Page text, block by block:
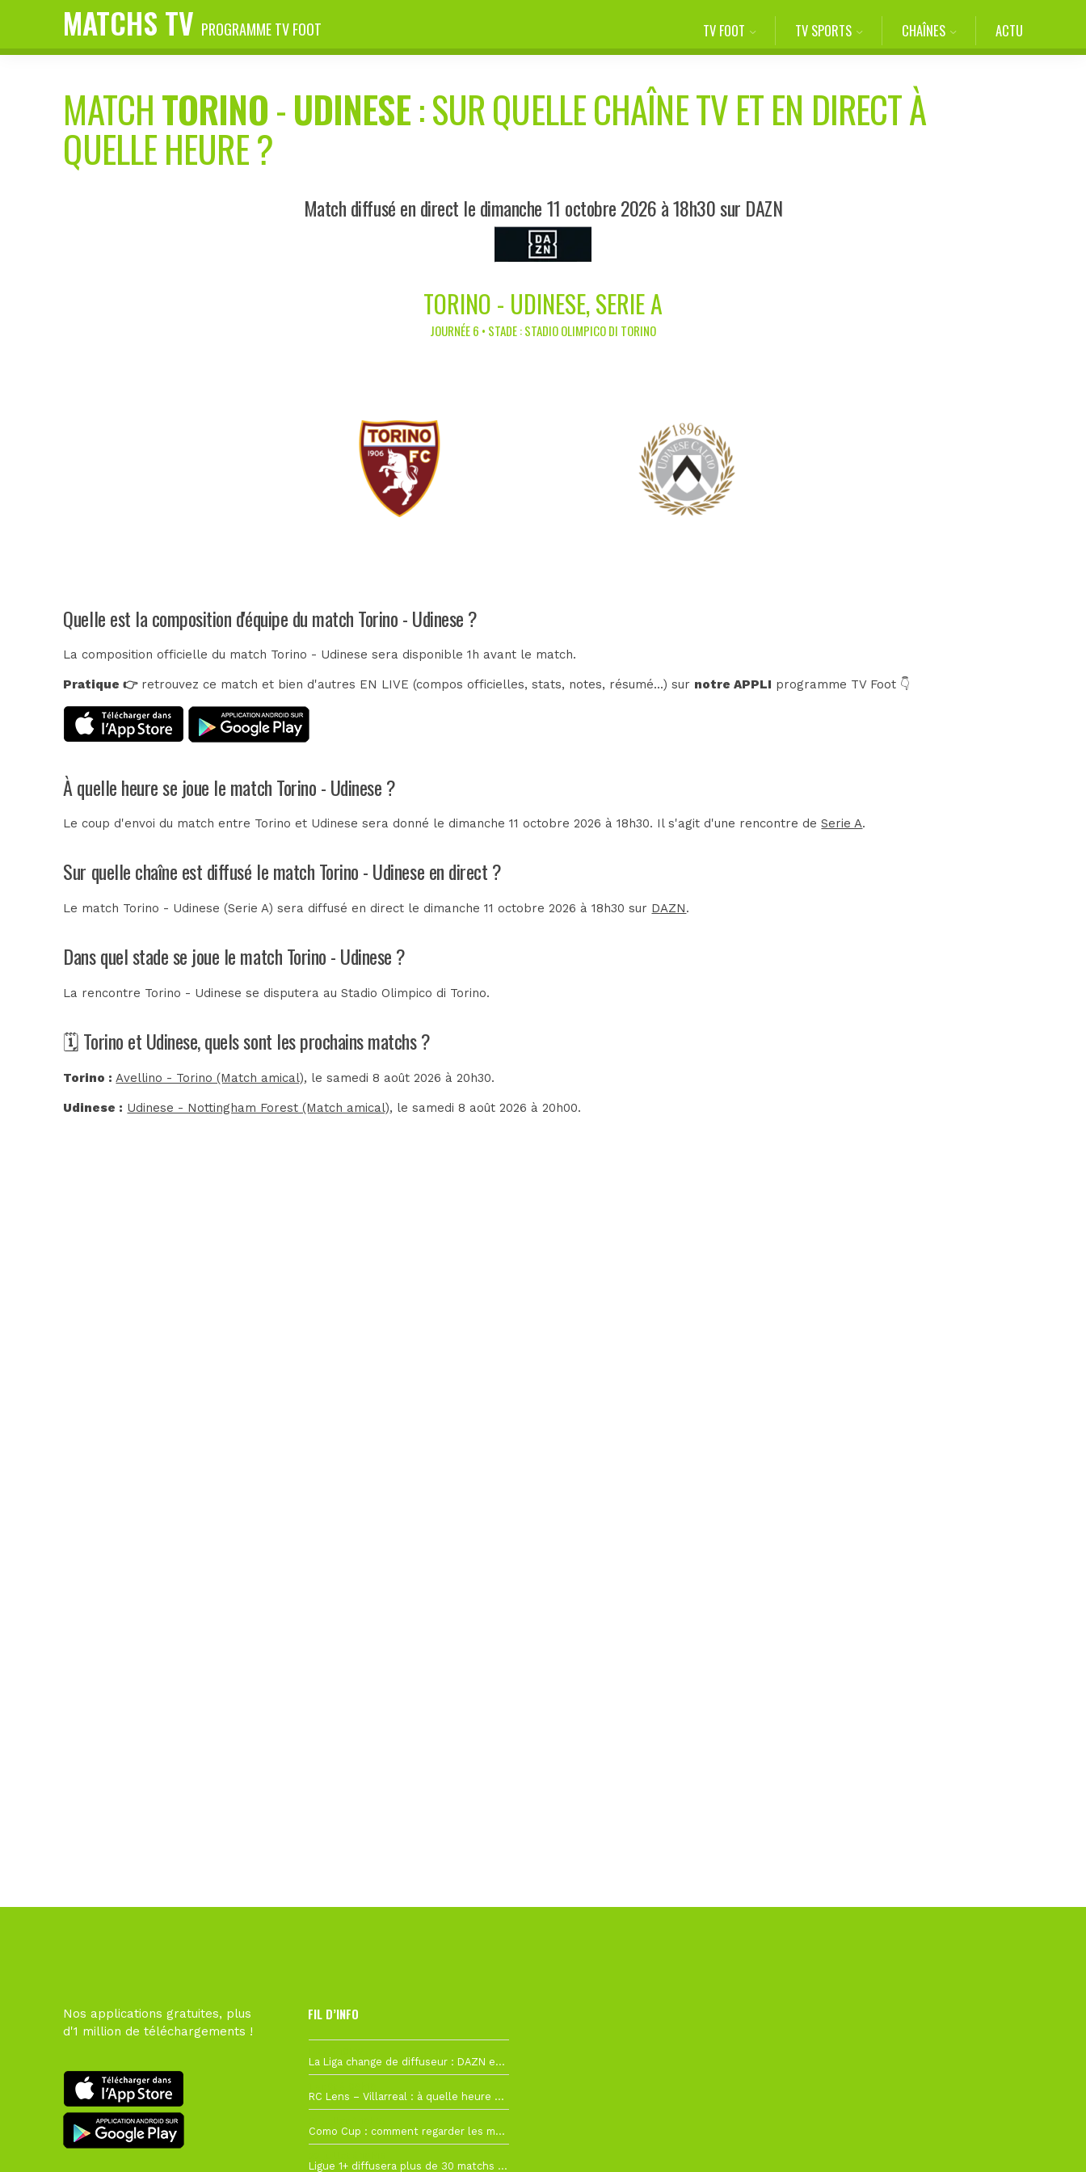
MATCHS TV PROGRAMME TV FOOT TV FOOT TV SPORTS CHAÎNES ACTU
MATCHTORINO-UDINESE: SUR QUELLE CHAÎNE TV ET EN DIRECT À
QUELLE HEURE ?
Match diffusé en direct le dimanche 11 octobre 2026 à 18h30 sur DAZN
TORINO - UDINESE, SERIE A
JOURNÉE 6 • STADE : STADIO OLIMPICO DI TORINO
Quelle est la composition d'équipe du match Torino - Udinese ?
La composition officielle du match Torino - Udinese sera disponible 1h avant le match.
Pratique 👉retrouvez ce match et bien d'autres EN LIVE (compos officielles, stats, notes, résumé...) sur notre APPLI programme TV Foot 👇
À quelle heure se joue le match Torino - Udinese ?
Le coup d'envoi du match entre Torino et Udinese sera donné le dimanche 11 octobre 2026 à 18h30. Il s'agit d'une rencontre deSerie A.
Sur quelle chaîne est diffusé le match Torino - Udinese en direct ?
Le match Torino - Udinese (Serie A) sera diffusé en direct le dimanche 11 octobre 2026 à 18h30 sur DAZN.
Dans quel stade se joue le match Torino - Udinese ?
La rencontre Torino - Udinese se disputera auStadio Olimpico di Torino.
🗓️ Torino et Udinese, quels sont les prochains matchs ?
Torino : Avellino - Torino (Match amical), le samedi 8 août 2026 à 20h30.
Udinese : Udinese - Nottingham Forest (Match amical), le samedi 8 août 2026 à 20h00.
Nos applications gratuites, plus
d'1 million de téléchargements !
FIL D’INFO
La Liga change de diffuseur : DAZN et Disney+ remplacent beIN Sports !
RC Lens – Villarreal : à quelle heure et sur quelle chaîne voir la finale de la Como Cup ?
Como Cup : comment regarder les matchs du RC Lens en direct ?
Ligue 1+ diffusera plus de 30 matchs amicaux avant la reprise de la Ligue 1